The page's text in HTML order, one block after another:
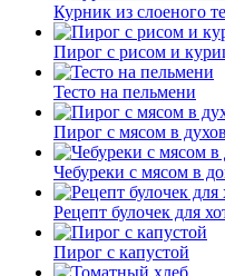
Курник из слоеного
Пирог с рисом и
Тесто на пельмени
Пирог с мясом в
Чебуреки с мясом в
Рецепт булочек для
Пирог с капустой